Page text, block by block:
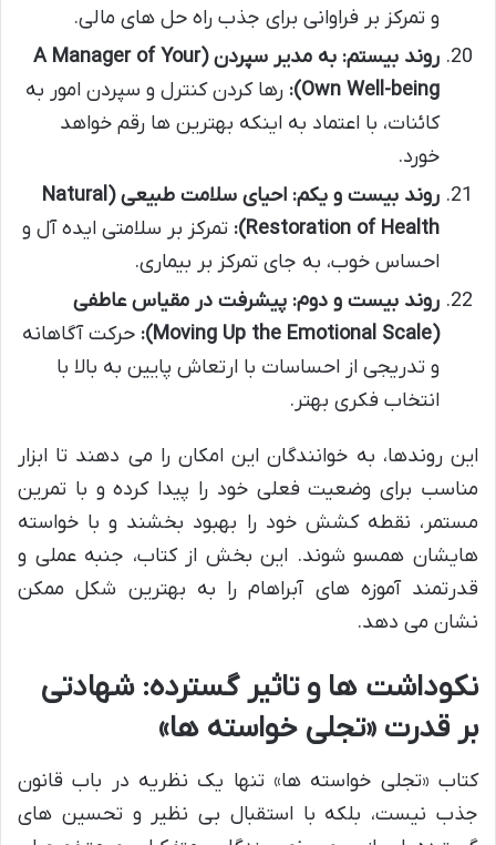
و تمرکز بر فراوانی برای جذب راه حل های مالی.
روند بیستم: به مدیر سپردن (A Manager of Your
Own Well-being):
رها کردن کنترل و سپردن امور به
کائنات، با اعتماد به اینکه بهترین ها رقم خواهد
خورد.
روند بیست و یکم: احیای سلامت طبیعی (Natural
Restoration of Health):
تمرکز بر سلامتی ایده آل و
احساس خوب، به جای تمرکز بر بیماری.
روند بیست و دوم: پیشرفت در مقیاس عاطفی
(Moving Up the Emotional Scale):
حرکت آگاهانه
و تدریجی از احساسات با ارتعاش پایین به بالا با
انتخاب فکری بهتر.
این روندها، به خوانندگان این امکان را می دهند تا ابزار
مناسب برای وضعیت فعلی خود را پیدا کرده و با تمرین
مستمر، نقطه کشش خود را بهبود بخشند و با خواسته
هایشان همسو شوند. این بخش از کتاب، جنبه عملی و
قدرتمند آموزه های آبراهام را به بهترین شکل ممکن
نشان می دهد.
نکوداشت ها و تاثیر گسترده: شهادتی
بر قدرت «تجلی خواسته ها»
کتاب «تجلی خواسته ها» تنها یک نظریه در باب قانون
جذب نیست، بلکه با استقبال بی نظیر و تحسین های